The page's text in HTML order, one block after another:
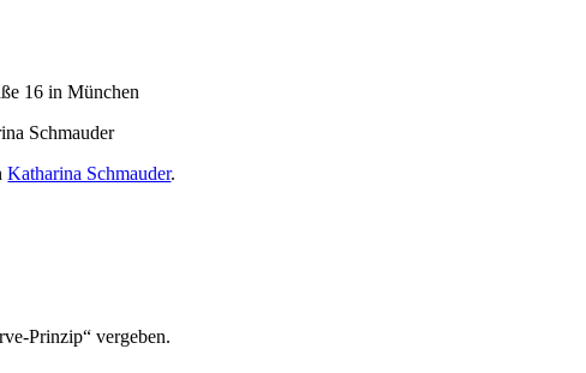
16 in München
Schmauder
Katharina Schmauder.
Prinzip“ vergeben.